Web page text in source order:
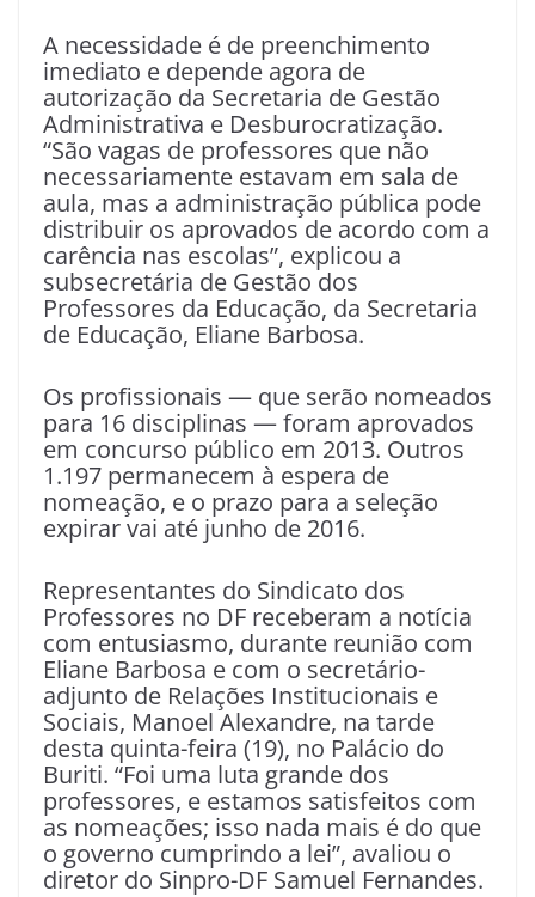
A necessidade é de preenchimento
imediato e depende agora de
autorização da Secretaria de Gestão
Administrativa e Desburocratização.
“São vagas de professores que não
necessariamente estavam em sala de
aula, mas a administração pública pode
distribuir os aprovados de acordo com a
carência nas escolas”, explicou a
subsecretária de Gestão dos
Professores da Educação, da Secretaria
de Educação, Eliane Barbosa.
Os profissionais — que serão nomeados
para 16 disciplinas — foram aprovados
em concurso público em 2013. Outros
1.197 permanecem à espera de
nomeação, e o prazo para a seleção
expirar vai até junho de 2016.
Representantes do Sindicato dos
Professores no DF receberam a notícia
com entusiasmo, durante reunião com
Eliane Barbosa e com o secretário-
adjunto de Relações Institucionais e
Sociais, Manoel Alexandre, na tarde
desta quinta-feira (19), no Palácio do
Buriti. “Foi uma luta grande dos
professores, e estamos satisfeitos com
as nomeações; isso nada mais é do que
o governo cumprindo a lei”, avaliou o
diretor do Sinpro-DF Samuel Fernandes.